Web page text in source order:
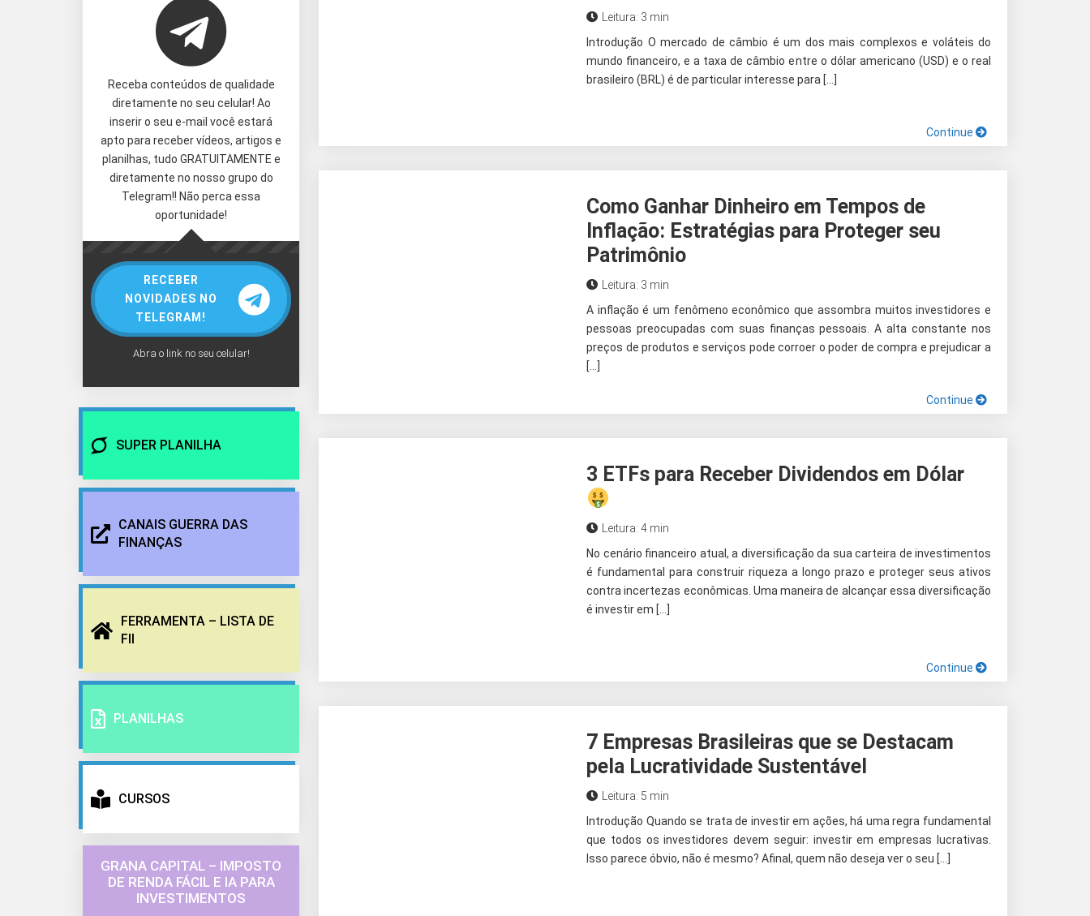
Leitura: 3 min
Introdução O mercado de câmbio é um dos mais complexos e voláteis do
mundo financeiro, e a taxa de câmbio entre o dólar americano (USD) e o real
brasileiro (BRL) é de particular interesse para […]
Continue
Como Ganhar Dinheiro em Tempos de
Inflação: Estratégias para Proteger seu
Patrimônio
Leitura: 3 min
A inflação é um fenômeno econômico que assombra muitos investidores e
pessoas preocupadas com suas finanças pessoais. A alta constante nos
preços de produtos e serviços pode corroer o poder de compra e prejudicar a
[…]
Continue
3 ETFs para Receber Dividendos em Dólar
Leitura: 4 min
No cenário financeiro atual, a diversificação da sua carteira de investimentos
é fundamental para construir riqueza a longo prazo e proteger seus ativos
contra incertezas econômicas. Uma maneira de alcançar essa diversificação
é investir em […]
Continue
7 Empresas Brasileiras que se Destacam
pela Lucratividade Sustentável
Leitura: 5 min
Introdução Quando se trata de investir em ações, há uma regra fundamental
que todos os investidores devem seguir: investir em empresas lucrativas.
Isso parece óbvio, não é mesmo? Afinal, quem não deseja ver o seu […]
Receba conteúdos de qualidade
diretamente no seu celular! Ao
inserir o seu e-mail você estará
apto para receber vídeos, artigos e
planilhas, tudo GRATUITAMENTE e
diretamente no nosso grupo do
Telegram!! Não perca essa
oportunidade!
RECEBER
NOVIDADES NO
TELEGRAM!
Abra o link no seu celular!
SUPER PLANILHA
CANAIS GUERRA DAS
FINANÇAS
FERRAMENTA – LISTA DE
FII
PLANILHAS
CURSOS
GRANA CAPITAL – IMPOSTO
DE RENDA FÁCIL E IA PARA
INVESTIMENTOS